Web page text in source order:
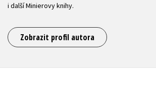
i další Minierovy knihy.
Zobrazit profil autora